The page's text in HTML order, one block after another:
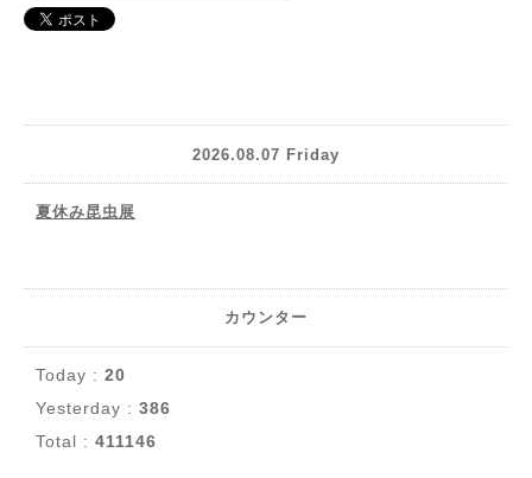
2026.08.07 Friday
夏休み昆虫展
カウンター
Today : 20
Yesterday : 386
Total : 411146